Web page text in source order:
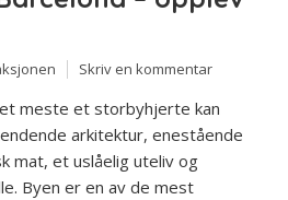
Skriv en kommentar
meste et storbyhjerte kan
arkitektur, enestående
mat, et uslåelig uteliv og
Byen er en av de mest